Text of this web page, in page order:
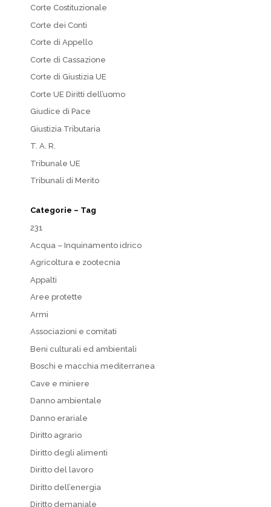
Corte Costituzionale
Corte dei Conti
Corte di Appello
Corte di Cassazione
Corte di Giustizia UE
Corte UE Diritti dell’uomo
Giudice di Pace
Giustizia Tributaria
T. A. R.
Tribunale UE
Tribunali di Merito
Categorie – Tag
231
Acqua – Inquinamento idrico
Agricoltura e zootecnia
Appalti
Aree protette
Armi
Associazioni e comitati
Beni culturali ed ambientali
Boschi e macchia mediterranea
Cave e miniere
Danno ambientale
Danno erariale
Diritto agrario
Diritto degli alimenti
Diritto del lavoro
Diritto dell’energia
Diritto demaniale